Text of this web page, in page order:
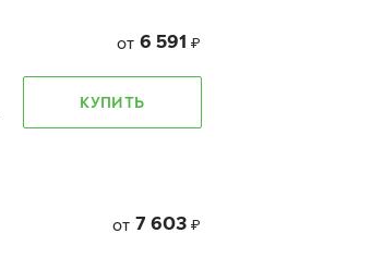
от 6 591 ₽
КУПИТЬ
от 7 603 ₽